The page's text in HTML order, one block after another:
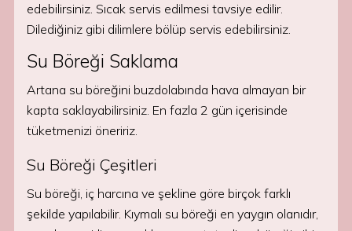
edebilirsiniz. Sıcak servis edilmesi tavsiye edilir.
Dilediğiniz gibi dilimlere bölüp servis edebilirsiniz.
Su Böreği Saklama
Artana su böreğini buzdolabında hava almayan bir
kapta saklayabilirsiniz. En fazla 2 gün içerisinde
tüketmenizi öneririz.
Su Böreği Çeşitleri
Su böreği, iç harcına ve şekline göre birçok farklı
şekilde yapılabilir. Kıymalı su böreği en yaygın olanıdır,